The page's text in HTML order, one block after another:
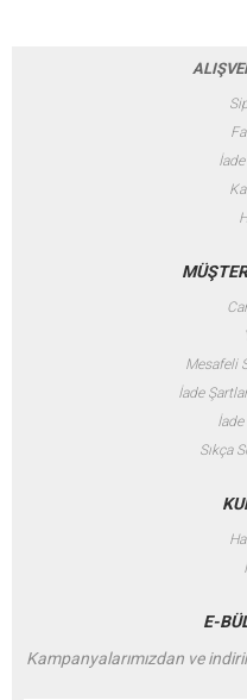
Mesafeli
İade
Sıkça
E-
Kampanyalarımızdan ve